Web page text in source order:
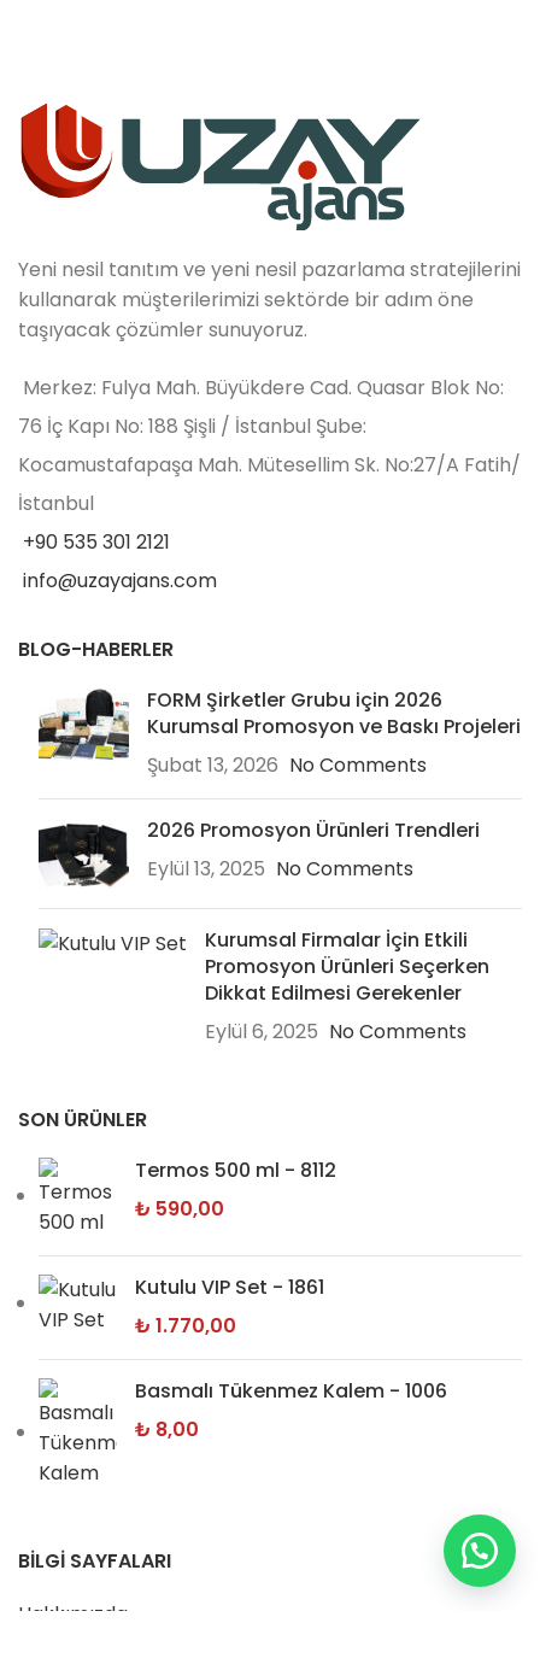
Yeni nesil tanıtım ve yeni nesil pazarlama stratejilerini
kullanarak müşterilerimizi sektörde bir adım öne
taşıyacak çözümler sunuyoruz.
Merkez: Fulya Mah. Büyükdere Cad. Quasar Blok No:
76 İç Kapı No: 188 Şişli / İstanbul Şube:
Kocamustafapaşa Mah. Mütesellim Sk. No:27/A Fatih/
İstanbul
+90 535 301 2121
info@uzayajans.com
BLOG-HABERLER
FORM Şirketler Grubu için 2026
Kurumsal Promosyon ve Baskı Projeleri
Şubat 13, 2026 No Comments
2026 Promosyon Ürünleri Trendleri
Eylül 13, 2025 No Comments
Kurumsal Firmalar İçin Etkili
Promosyon Ürünleri Seçerken
Dikkat Edilmesi Gerekenler
Eylül 6, 2025 No Comments
SON ÜRÜNLER
Termos 500 ml - 8112
₺ 590,00
Kutulu VIP Set - 1861
₺ 1.770,00
Basmalı Tükenmez Kalem - 1006
₺ 8,00
BİLGİ SAYFALARI
Hakkımızda